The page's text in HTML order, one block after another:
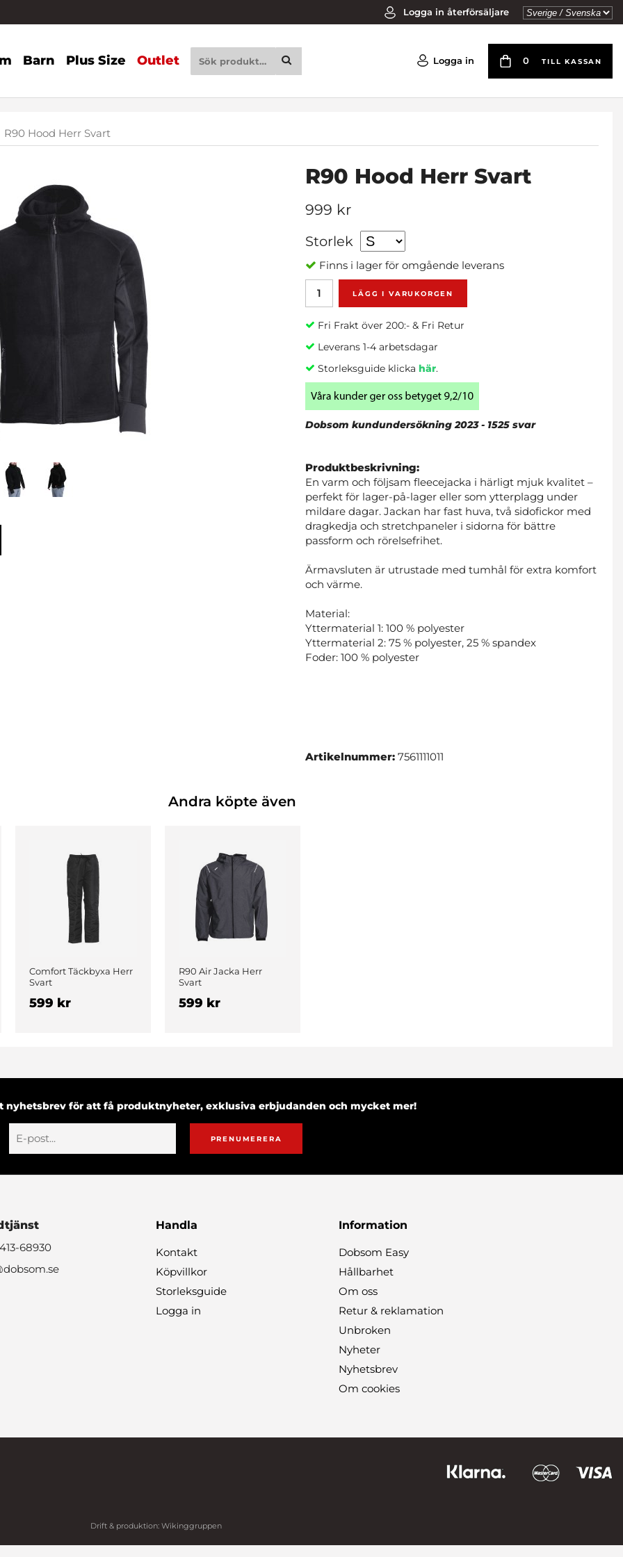
Logga in återförsäljare
Barn Plus Size Outlet Logga in 0 TILL KASSAN
R90 Hood Herr Svart
R90 Hood Herr Svart
999 kr
Storlek
Finns i lager för omgående leverans
LÄGG I VARUKORGEN
Fri Frakt över 200:- & Fri Retur
Leverans 1-4 arbetsdagar
Storleksguide klickahär.
Dobsom kundundersökning 2023 - 1525 svar
Produktbeskrivning:
En varm och följsam fleecejacka i härligt mjuk kvalitet –
perfekt för lager-på-lager eller som ytterplagg under
mildare dagar. Jackan har fast huva, två sidofickor med
dragkedja och stretchpaneler i sidorna för bättre
passform och rörelsefrihet.
Ärmavsluten är utrustade med tumhål för extra komfort
och värme.
Material:
Yttermaterial 1: 100 % polyester
Yttermaterial 2: 75 % polyester, 25 % spandex
Foder: 100 % polyester
Artikelnummer:7561111011
Andra köpte även
Comfort Täckbyxa Herr
Svart
599 kr
R90 Air Jacka Herr
Svart
599 kr
nyhetsbrev för att få produktnyheter, exklusiva erbjudanden och mycket mer!
PRENUMERERA
68930
Handla
Kontakt
Köpvillkor
Storleksguide
Logga in
Information
Dobsom Easy
Hållbarhet
Om oss
Retur & reklamation
Unbroken
Nyheter
Nyhetsbrev
Om cookies
Drift & produktion: Wikinggruppen